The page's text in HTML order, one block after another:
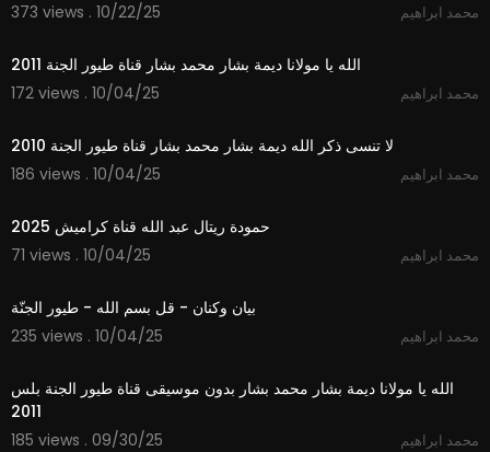
373 views . 10/22/25
محمد ابراهيم
الله يا مولانا ديمة بشار محمد بشار قناة طيور الجنة 2011
172 views . 10/04/25
محمد ابراهيم
لا تنسى ذكر الله ديمة بشار محمد بشار قناة طيور الجنة 2010
186 views . 10/04/25
محمد ابراهيم
حمودة ريتال عبد الله قناة كراميش 2025
71 views . 10/04/25
محمد ابراهيم
بيان وكنان - قل بسم الله - طيور الجنّة
235 views . 10/04/25
محمد ابراهيم
الله يا مولانا ديمة بشار محمد بشار بدون موسيقى قناة طيور الجنة بلس
2011
185 views . 09/30/25
محمد ابراهيم